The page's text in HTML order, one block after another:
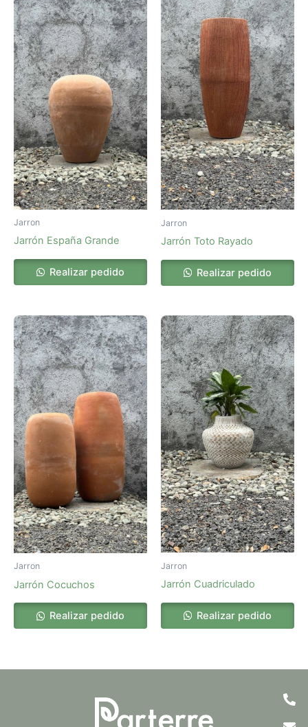
Jarron
Jarrón España Grande
Realizar pedido
Jarron
Jarrón Toto Rayado
Realizar pedido
Jarron
Jarrón Cocuchos
Realizar pedido
Jarron
Jarrón Cuadriculado
Realizar pedido